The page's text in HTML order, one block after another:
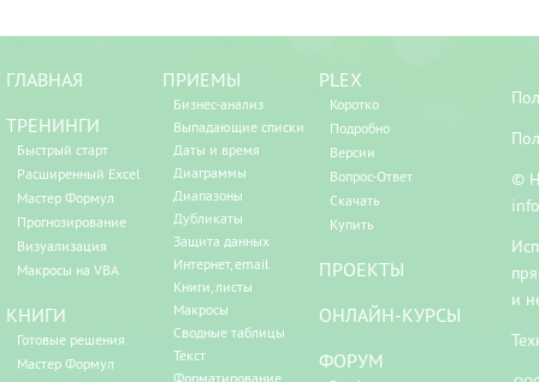
ГЛАВНАЯ
ТРЕНИНГИ
Быстрый старт
Расширенный Excel
Мастер Формул
Прогнозирование
Визуализация
Макросы на VBA
КНИГИ
Готовые решения
Мастер Формул
ПРИЕМЫ
Бизнес-анализ
Выпадающие списки
Даты и время
Диаграммы
Диапазоны
Дубликаты
Защита данных
Интернет, email
Книги, листы
Макросы
Сводные таблицы
Текст
Форматирование
PLEX
Коротко
Подробно
Версии
Вопрос-Ответ
Скачать
Купить
ПРОЕКТЫ
ОНЛАЙН-КУРСЫ
ФОРУМ
©
и